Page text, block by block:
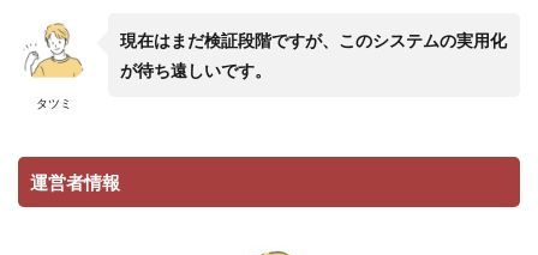
タツミ
現在はまだ検証段階ですが、このシステムの実用化
が待ち遠しいです。
運営者情報